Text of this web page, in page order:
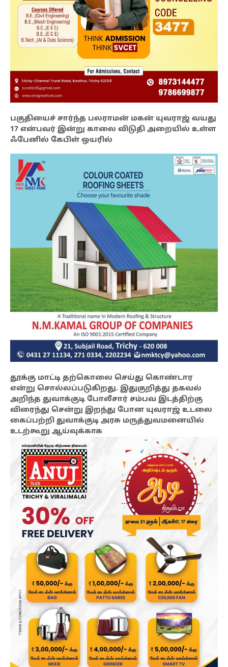
பகுதியைச் சார்ந்த பலராமன் மகன் யுவராஜ் வயது
17 என்பவர் இன்று காலை விடுதி அறையில் உள்ள
ஃபேனில் கேபிள் ஒயரில்
தூக்கு மாட்டி தற்கொலை செய்து கொண்டார
என்று சொல்லப்படுகிறது. இதுகுறித்து தகவல்
அறிந்த துவாக்குடி போலீசார் சம்பவ இடத்திற்கு
விரைந்து சென்று இறந்து போன யுவராஜ் உடலை
கைப்பற்றி துவாக்குடி அரசு மருத்துவமனையில்
உடற்கூறு ஆய்வுக்காக